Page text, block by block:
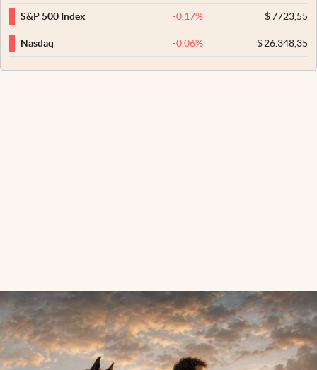
S&P 500 Index -0,17% $7723,55
Nasdaq -0,06% $26.348,35